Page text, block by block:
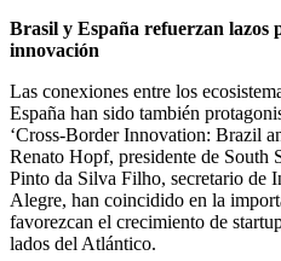
Brasil y España refuerzan lazos
innovación
Las conexiones entre los
España han sido también
‘Cross-Border Innovation: Brazil
Renato Hopf, presidente de
Pinto da Silva Filho, secretario de
Alegre, han coincidido en la
favorezcan el crecimiento de
lados del Atlántico.